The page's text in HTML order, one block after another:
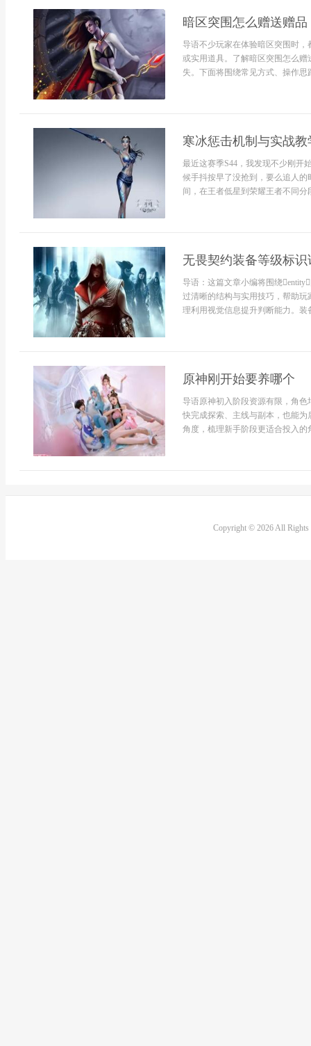
暗区突围怎么赠送赠品
导语不少玩家在体验暗区突围时
或实用道具。了解暗区突围怎么
失。下面将围绕常见方式、操作思
寒冰惩击机制与实战
最近这赛季S44，我发现不少刚开
候手抖按早了没抢到，要么追人
间，在王者低星到荣耀王者不同分
无畏契约装备等级标识
导语：这篇文章小编将围绕
过清晰的结构与实用技巧，帮助
理利用视觉信息提升判断能力。装
原神刚开始要养哪个
导语原神初入阶段资源有限，角
快完成探索、主线与副本，也能
角度，梳理新手阶段更适合投入
Copyright © 2026 All